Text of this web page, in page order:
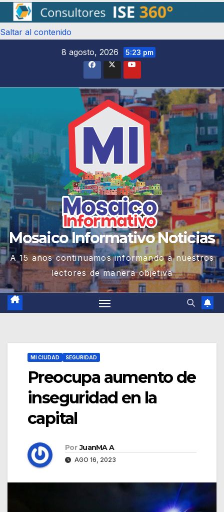
Saltar al contenido
8 agosto, 2026
5:23 pm
Mosaico Informativo Noticias
A 15 años continuamos informando a nuestros
lectores de manera objetiva
MI CIUDAD SEGURIDAD
Preocupa aumento de
inseguridad en la
capital
Por JuanMA A
AGO 16, 2023